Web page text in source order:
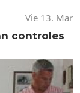
Vie 13. Mar
controles